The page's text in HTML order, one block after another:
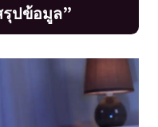
รุปข้อมูล”